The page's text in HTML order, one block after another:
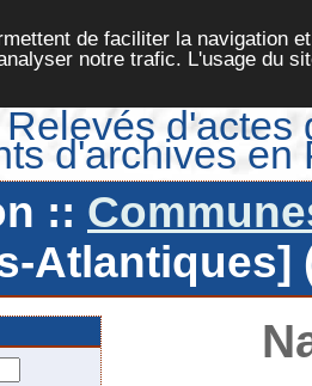
de faciliter la navigation
notre trafic. L'usage du
Relevés d'actes
d'archives en
::
Atlantiques]